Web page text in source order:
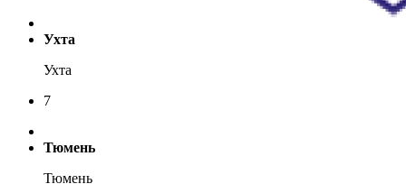
Ухта
Ухта
7
Тюмень
Тюмень